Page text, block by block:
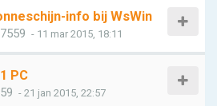
info bij WsWin
- 11 mar 2015, 18:11
PC
- 21 jan 2015, 22:57